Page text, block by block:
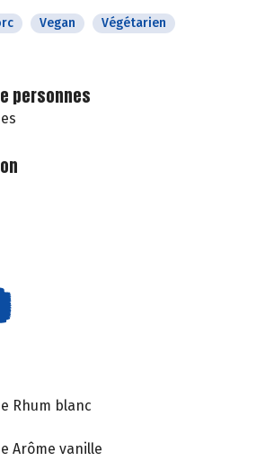
Vegan
Végétarien
personnes
Rhum blanc
Arôme vanille